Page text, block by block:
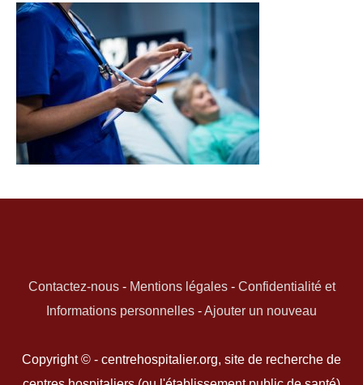
Contactez-nous- Mentions légales- Confidentialité et
Informations personnelles -Ajouter un nouveau
Copyright © - centrehospitalier.org, site de recherche de